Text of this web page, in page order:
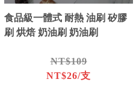
食品級一體式 耐熱 油刷 矽膠
刷 烘焙 奶油刷 奶油刷
NT$109
NT$26/支